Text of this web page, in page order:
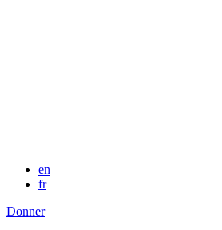
en
fr
Donner